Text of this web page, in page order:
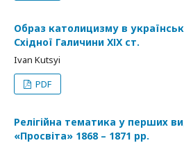
Образ католицизму в
Східної Галичини ХІХ ст.
Ivan Kutsyi
PDF
Релігійна тематика у перших
«Просвіта» 1868 – 1871 рр.